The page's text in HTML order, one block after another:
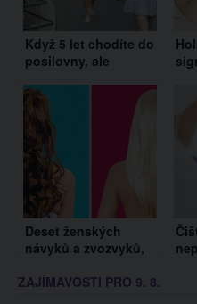
Když 5 let chodíte do
posilovny, ale
nohy!
Deset ženských
návyků a zvozvyků,
na okraj šílenství!
ZAJÍMAVOSTI PRO 9. 8.